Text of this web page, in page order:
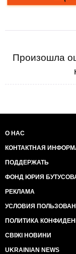
Произошла
О НАС
КОНТАКТНАЯ
ПОДДЕРЖАТЬ
ФОНД ЮРИЯ
РЕКЛАМА
УСЛОВИЯ
ПОЛИТИКА
СВІЖІ НОВИНИ
UKRAINIAN NEWS